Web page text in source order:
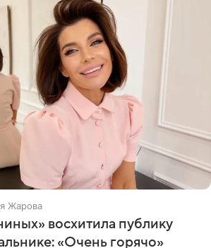
Жарова
восхитила публику
«Очень горячо»